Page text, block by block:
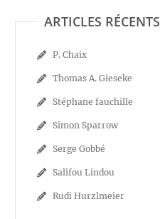
ARTICLES RÉCENTS
P. Chaix
Thomas A. Gieseke
Stéphane fauchille
Simon Sparrow
Serge Gobbé
Salifou Lindou
Rudi Hurzlmeier